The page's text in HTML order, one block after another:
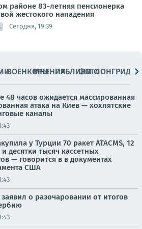
районе 83-летняя пенсионерка
жестокого нападения
Сегодня, 19:39
ВОЕНКОРЫМНЕНИЯПАБЛИКИ
ФОТОЛОНГРИДЫ
48 часов ожидается массированная
атака на Киев — хохлятские
каналы
у Турции 70 ракет ATACMS, 12
десятки тысяч кассетных
— говорится в в документах
США
о разочаровании от итогов